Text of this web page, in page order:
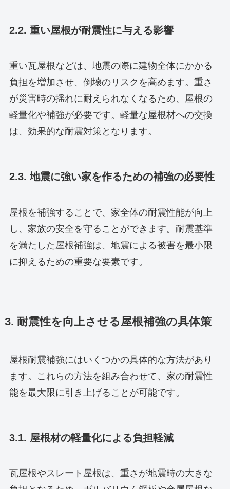
2.2. 重い屋根が耐震性に与える影響
重い瓦屋根などは、地震の際に建物全体にかかる
負担を増加させ、倒壊のリスクを高めます。重さ
が災害時の揺れに耐えられなくなるため、屋根の
軽量化や補強が必要です。軽量な屋根材への交換
は、効果的な耐震対策となります。
2.3. 地震に強い家を作るための補強の必要性
屋根を補強することで、家全体の耐震性能が向上
し、家族の安全を守ることができます。耐震基準
を満たした屋根補強は、地震による被害を最小限
に抑えるための重要な要素です。
3. 耐震性を向上させる屋根補強の具体策
屋根耐震補強にはいくつかの具体的な方法があり
ます。これらの方法を組み合わせて、家の耐震性
能を最大限に引き上げることが可能です。
3.1. 屋根材の軽量化による負担軽減
瓦屋根やスレート屋根は、重さが地震時の大きな